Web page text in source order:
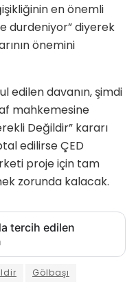
en önemli
durdeniyor” diyerek
önemini
edilen davanın, şimdi
mahkemesine
Değildir” kararı
edilirse ÇED
proje için tam
zorunda kalacak.
tercih edilen
Gölbaşı